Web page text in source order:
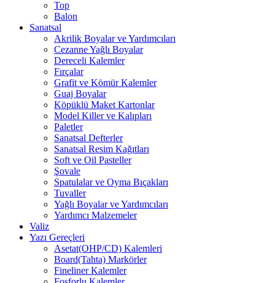
Top
Balon
Sanatsal
Akrilik Boyalar ve Yardımcıları
Cezanne Yağlı Boyalar
Dereceli Kalemler
Fırçalar
Grafit ve Kömür Kalemler
Guaj Boyalar
Köpüklü Maket Kartonlar
Model Killer ve Kalıpları
Paletler
Sanatsal Defterler
Sanatsal Resim Kağıtları
Soft ve Oil Pasteller
Şovale
Spatulalar ve Oyma Bıçakları
Tuvaller
Yağlı Boyalar ve Yardımcıları
Yardımcı Malzemeler
Valiz
Yazı Gereçleri
Asetat(OHP/CD) Kalemleri
Board(Tahta) Markörler
Fineliner Kalemler